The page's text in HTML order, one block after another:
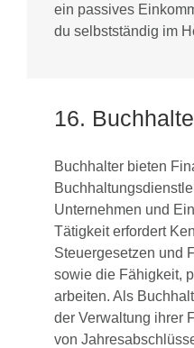
ein passives
du selbstständig im
16.
Buchhalter bieten
Unternehmen und
Tätigkeit erfordert
Steuergesetzen und
sowie die Fähigkeit,
arbeiten. Als
der Verwaltung ihrer
von